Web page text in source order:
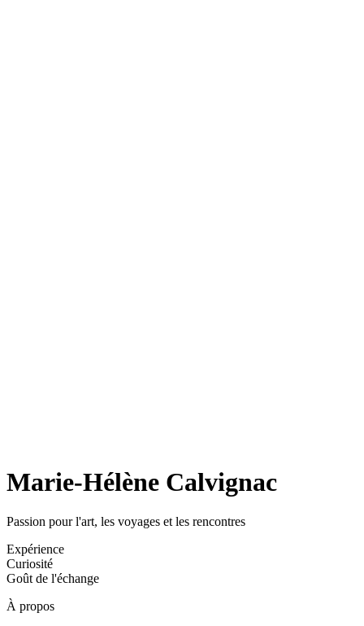
Marie-Hélène Calvignac
Passion pour l'art, les voyages et les rencontres
Expérience
Curiosité
Goût de l'échange
À propos